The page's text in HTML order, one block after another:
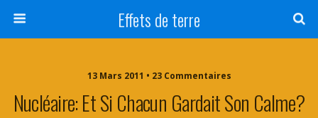
Effets de terre
13 Mars 2011 • 23 Commentaires
Nucléaire: Et Si Chacun Gardait Son Calme?